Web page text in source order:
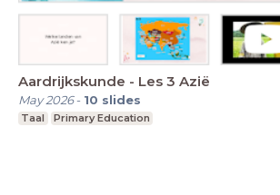
Aardrijkskunde - Les 3 Azië
May 2026- 10 slides
Taal Primary Education